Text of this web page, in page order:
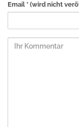
Email * (wird nicht